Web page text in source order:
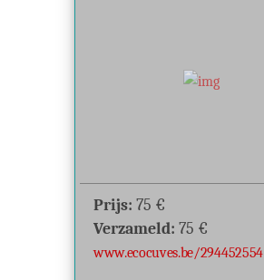
Prijs: 75 €
Verzameld: 75 €
www.ecocuves.be/294452554